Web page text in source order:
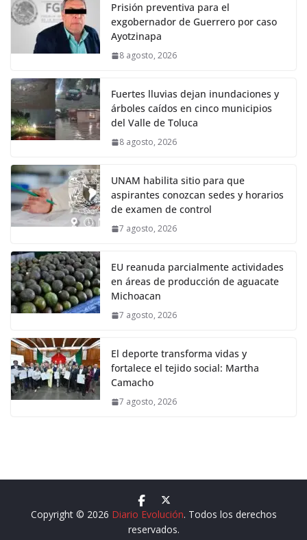
Prisión preventiva para el
exgobernador de Guerrero por caso
Ayotzinapa
8 agosto, 2026
Fuertes lluvias dejan inundaciones y
árboles caídos en cinco municipios
del Valle de Toluca
8 agosto, 2026
UNAM habilita sitio para que
aspirantes conozcan sedes y horarios
de examen de control
7 agosto, 2026
EU reanuda parcialmente actividades
en áreas de producción de aguacate
Michoacan
7 agosto, 2026
El deporte transforma vidas y
fortalece el tejido social: Martha
Camacho
7 agosto, 2026
Copyright © 2026 Diario Evolución. Todos los derechos
reservados.